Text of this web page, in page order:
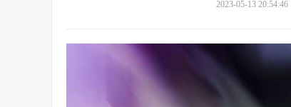
2023-05-13 20:54:46